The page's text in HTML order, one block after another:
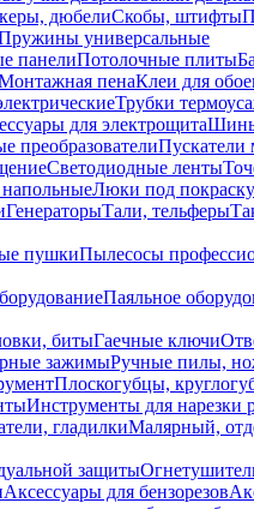
дюбелиСкобы, штифты
универсальные
панелиПотолочные плиты
пенаКлеи для
Трубки
для электрощитаШины
преобразователиПускатели
Светодиодные ленты
Люки под покраску
ГенераторыТали, тельферы
пушкиПылесосы
Паяльное
битыГаечные ключи
зажимыРучные пилы,
Плоскогубцы,
Инструменты для нарезки
гладилкиМалярный,
защиты
Аксессуары для бензорезов